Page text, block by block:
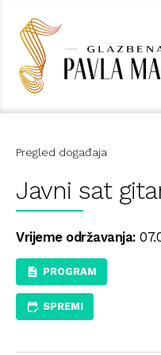
Pregled događaja
Javni sat
Vrijeme održavanja:
PROGRAM
SPREMI